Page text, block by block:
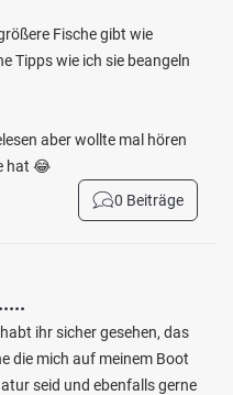
Fische gibt wie
Tipps wie ich sie beangeln
aber wollte mal hören
hat 😂
0 Beiträge
ihr sicher gesehen, das
die mich auf meinem Boot
seid und ebenfalls gerne